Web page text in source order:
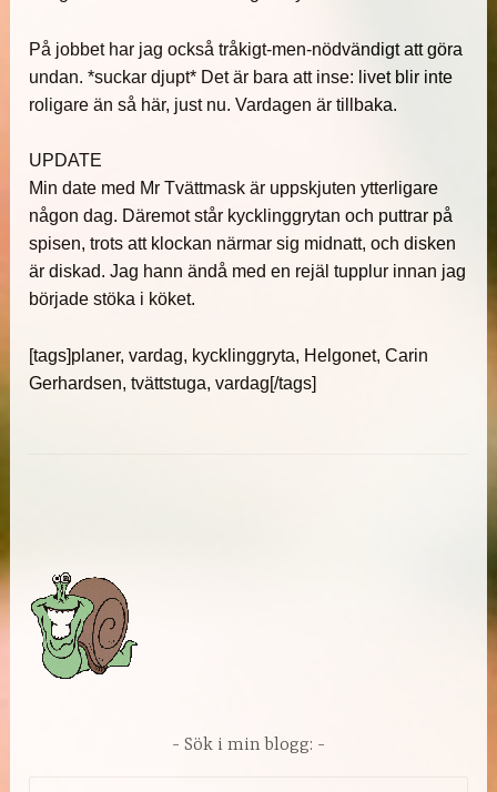
På jobbet har jag också tråkigt-men-nödvändigt att göra
undan. *suckar djupt* Det är bara att inse: livet blir inte
roligare än så här, just nu. Vardagen är tillbaka.
UPDATE
Min date med Mr Tvättmask är uppskjuten ytterligare
någon dag. Däremot står kycklinggrytan och puttrar på
spisen, trots att klockan närmar sig midnatt, och disken
är diskad. Jag hann ändå med en rejäl tupplur innan jag
började stöka i köket.
[tags]planer, vardag, kycklinggryta, Helgonet, Carin
Gerhardsen, tvättstuga, vardag[/tags]
Sök i min blogg: